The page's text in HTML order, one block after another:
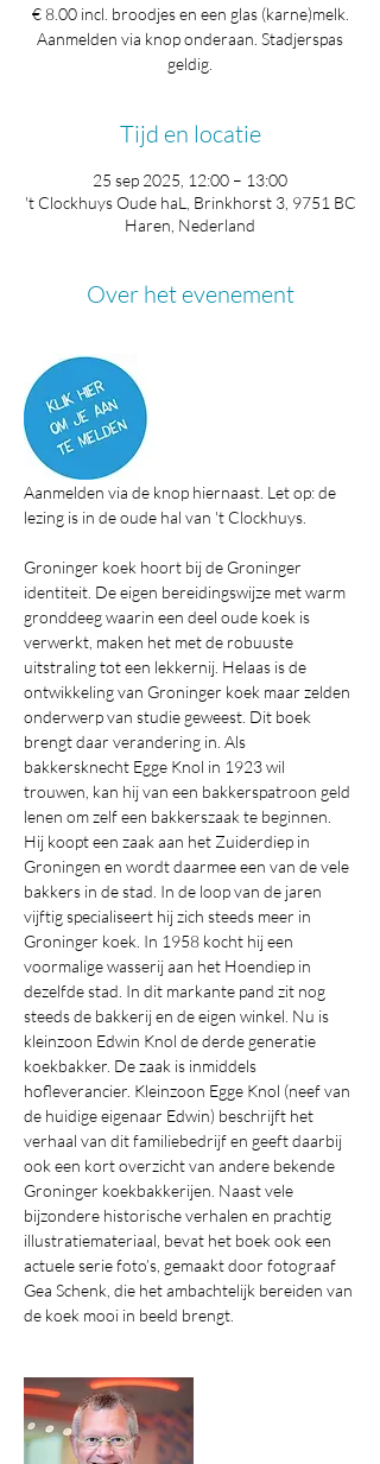
€ 8.00 incl. broodjes en een glas (karne)melk.
Aanmelden via knop onderaan. Stadjerspas
geldig.
Tijd en locatie
25 sep 2025, 12:00 – 13:00
't Clockhuys Oude haL, Brinkhorst 3, 9751 BC
Haren, Nederland
Over het evenement
Aanmelden via de knop hiernaast. Let op: de
lezing is in de oude hal van 't Clockhuys.
Groninger koek hoort bij de Groninger
identiteit. De eigen bereidingswijze met warm
gronddeeg waarin een deel oude koek is
verwerkt, maken het met de robuuste
uitstraling tot een lekkernij. Helaas is de
ontwikkeling van Groninger koek maar zelden
onderwerp van studie geweest. Dit boek
brengt daar verandering in. Als
bakkersknecht Egge Knol in 1923 wil
trouwen, kan hij van een bakkerspatroon geld
lenen om zelf een bakkerszaak te beginnen.
Hij koopt een zaak aan het Zuiderdiep in
Groningen en wordt daarmee een van de vele
bakkers in de stad. In de loop van de jaren
vijftig specialiseert hij zich steeds meer in
Groninger koek. In 1958 kocht hij een
voormalige wasserij aan het Hoendiep in
dezelfde stad. In dit markante pand zit nog
steeds de bakkerij en de eigen winkel. Nu is
kleinzoon Edwin Knol de derde generatie
koekbakker. De zaak is inmiddels
hofleverancier. Kleinzoon Egge Knol (neef van
de huidige eigenaar Edwin) beschrijft het
verhaal van dit familiebedrijf en geeft daarbij
ook een kort overzicht van andere bekende
Groninger koekbakkerijen. Naast vele
bijzondere historische verhalen en prachtig
illustratiemateriaal, bevat het boek ook een
actuele serie foto’s, gemaakt door fotograaf
Gea Schenk, die het ambachtelijk bereiden van
de koek mooi in beeld brengt.